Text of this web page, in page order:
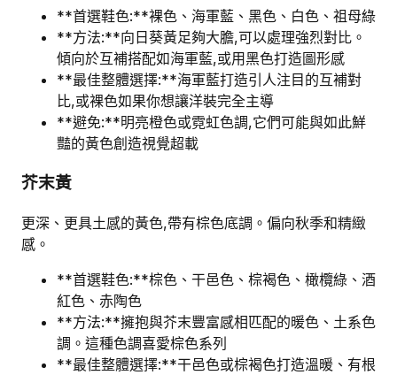
**首選鞋色:**裸色、海軍藍、黑色、白色、祖母綠
**方法:**向日葵黃足夠大膽,可以處理強烈對比。
傾向於互補搭配如海軍藍,或用黑色打造圖形感
**最佳整體選擇:**海軍藍打造引人注目的互補對
比,或裸色如果你想讓洋裝完全主導
**避免:**明亮橙色或霓虹色調,它們可能與如此鮮
豔的黃色創造視覺超載
芥末黃
更深、更具土感的黃色,帶有棕色底調。偏向秋季和精緻
感。
**首選鞋色:**棕色、干邑色、棕褐色、橄欖綠、酒
紅色、赤陶色
**方法:**擁抱與芥末豐富感相匹配的暖色、土系色
調。這種色調喜愛棕色系列
**最佳整體選擇:**干邑色或棕褐色打造溫暖、有根